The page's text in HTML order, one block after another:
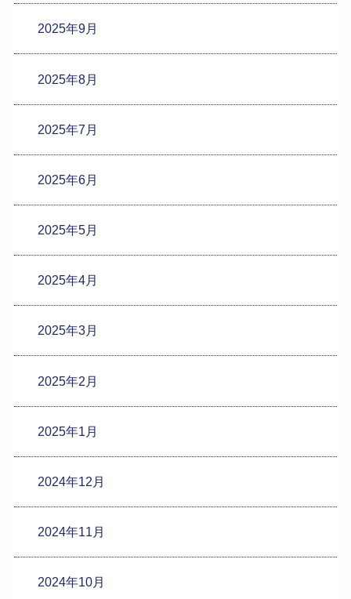
2025年9月
2025年8月
2025年7月
2025年6月
2025年5月
2025年4月
2025年3月
2025年2月
2025年1月
2024年12月
2024年11月
2024年10月